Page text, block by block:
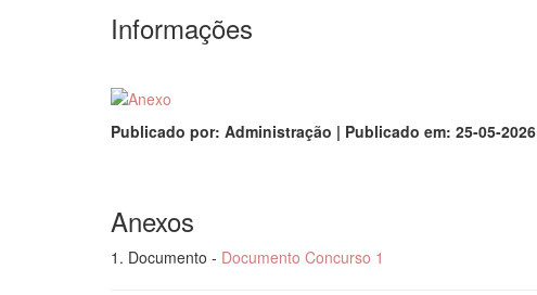
Informações
Publicado por: Administração | Publicado em: 25-05-2026
Anexos
1. Documento - Documento Concurso 1